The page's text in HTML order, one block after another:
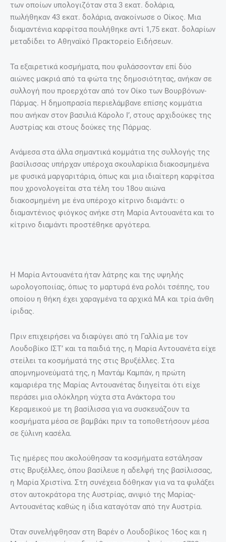
των οποίων υπολογιζόταν στα 3 εκατ. δολάρια,
πωλήθηκαν 43 εκατ. δολάρια, ανακοίνωσε ο Οίκος. Μια
διαμαντένια καρφίτσα πουλήθηκε αντί 1,75 εκατ. δολαρίων
μεταδίδει το Αθηναϊκό Πρακτορείο Ειδήσεων.
Τα εξαιρετικά κοσμήματα, που φυλάσσονταν επί δύο
αιώνες μακριά από τα φώτα της δημοσιότητας, ανήκαν σε
συλλογή που προερχόταν από τον Οίκο των Βουρβόνων-
Πάρμας. Η δημοπρασία περιελάμβανε επίσης κομμάτια
που ανήκαν στον βασιλιά Κάρολο Ι’, στους αρχιδούκες της
Αυστρίας και στους δούκες της Πάρμας.
Ανάμεσα στα άλλα σημαντικά κομμάτια της συλλογής της
βασίλισσας υπήρχαν υπέροχα σκουλαρίκια διακοσμημένα
με φυσικά μαργαριτάρια, όπως και μια ιδιαίτερη καρφίτσα
που χρονολογείται στα τέλη του 18ου αιώνα
διακοσμημένη με ένα υπέροχο κίτρινο διαμάντι: ο
διαμαντένιος φιόγκος ανήκε στη Μαρία Αντουανέτα και το
κίτρινο διαμάντι προστέθηκε αργότερα.
Η Μαρία Αντουανέτα ήταν λάτρης και της υψηλής
ωρολογοποιίας, όπως το μαρτυρά ένα ρολόι τσέπης, του
οποίου η θήκη έχει χαραγμένα τα αρχικά ΜΑ και τρία άνθη
ίριδας.
Πριν επιχειρήσει να διαφύγει από τη Γαλλία με τον
Λουδοβίκο ΙΣΤ’ και τα παιδιά της, η Μαρία Αντουανέτα είχε
στείλει τα κοσμήματά της στις Βρυξέλλες. Στα
απομνημονεύματά της, η Μαντάμ Καμπάν, η πρώτη
καμαριέρα της Μαρίας Αντουανέτας διηγείται ότι είχε
περάσει μια ολόκληρη νύχτα στα Ανάκτορα του
Κεραμεικού με τη βασίλισσα για να συσκευάζουν τα
κοσμήματα μέσα σε βαμβάκι πριν τα τοποθετήσουν μέσα
σε ξύλινη κασέλα.
Τις ημέρες που ακολούθησαν τα κοσμήματα εστάλησαν
στις Βρυξέλλες, όπου βασίλευε η αδελφή της βασίλισσας,
η Μαρία Χριστίνα. Στη συνέχεια δόθηκαν για να τα φυλάξει
στον αυτοκράτορα της Αυστρίας, ανιψιό της Μαρίας-
Αντουανέτας καθώς η ίδια καταγόταν από την Αυστρία.
Όταν συνελήφθησαν στη Βαρέν ο Λουδοβίκος 16ος και η